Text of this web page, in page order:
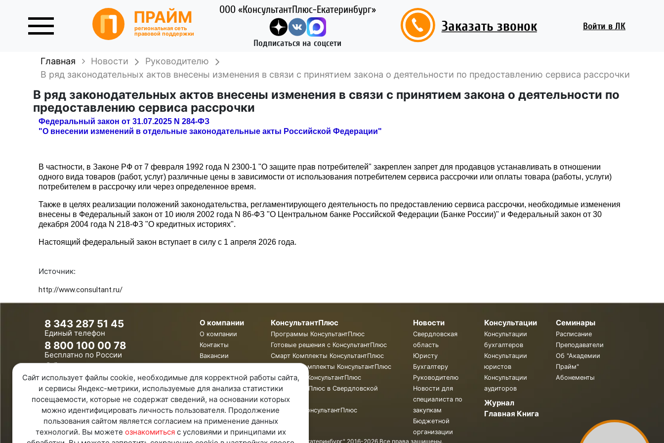
ПРАЙМ
региональная сеть
правовой поддержки
ООО «КонсультантПлюс-Екатеринбург»
Подписаться на соцсети
Заказать звонок Войти в ЛК
Главная Новости
Руководителю
В ряд законодательных актов внесены изменения в связи с принятием закона о деятельности по предоставлению сервиса рассрочки
В ряд законодательных актов внесены изменения в связи с принятием закона о деятельности по
предоставлению сервиса рассрочки
Федеральный закон от 31.07.2025 N 284-ФЗ
"О внесении изменений в отдельные законодательные акты Российской Федерации"
В частности, в Законе РФ от 7 февраля 1992 года N 2300-1 "О защите прав потребителей" закреплен запрет для продавцов устанавливать в отношении
одного вида товаров (работ, услуг) различные цены в зависимости от использования потребителем сервиса рассрочки или оплаты товара (работы, услуги)
потребителем в рассрочку или через определенное время.
Также в целях реализации положений законодательства, регламентирующего деятельность по предоставлению сервиса рассрочки, необходимые изменения
внесены в Федеральный закон от 10 июля 2002 года N 86-ФЗ "О Центральном банке Российской Федерации (Банке России)" и Федеральный закон от 30
декабря 2004 года N 218-ФЗ "О кредитных историях".
Настоящий федеральный закон вступает в силу с 1 апреля 2026 года.
Источник:
http://www.consultant.ru/
8 343 287 51 45
Единый телефон
8 800 100 00 78
Бесплатно по России
Обратная связь
Удаленная поддержка
Политика конфиденциальности
Политика обработки персональных
данных
Карта Сайта
О компании
О компании
Контакты
Вакансии
КонсультантПлюс
Программы КонсультантПлюс
Готовые решения с КонсультантПлюс
Смарт Комплекты КонсультантПлюс
Жесткие Комплекты КонсультантПлюс
Бюллетень КонсультантПлюс
КонсультантПлюс в Свердловской
области
Обучение КонсультантПлюс
Новости
Свердловская
область
Юристу
Бухгалтеру
Руководителю
Новости для
специалиста по
закупкам
Бюджетной
организации
Консультации
Консультации
бухгалтеров
Консультации
юристов
Консультации
аудиторов
Журнал
Главная Книга
Семинары
Расписание
Преподаватели
Об "Академии
Прайм"
Абонементы
© ООО "КонсультантПлюс - Екатеринбург" 2016-2026 Все права защищены.
Сайт использует файлы cookie, необходимые для корректной работы сайта,
и сервисы Яндекс-метрики, используемые для анализа статистики
посещаемости, которые не содержат сведений, на основании которых
можно идентифицировать личность пользователя. Продолжение
пользования сайтом является согласием на применение данных
технологий. Вы можете ознакомитьсяс условиями и принципами их